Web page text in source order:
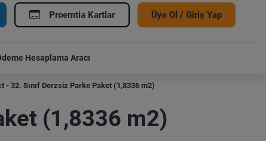
Proemtia Kartlar Üye Ol / Giriş Yap
Hesaplama Aracı
- 32. Sınıf Derzsiz Parke Paket (1,8336 m2)
(1,8336 m2)